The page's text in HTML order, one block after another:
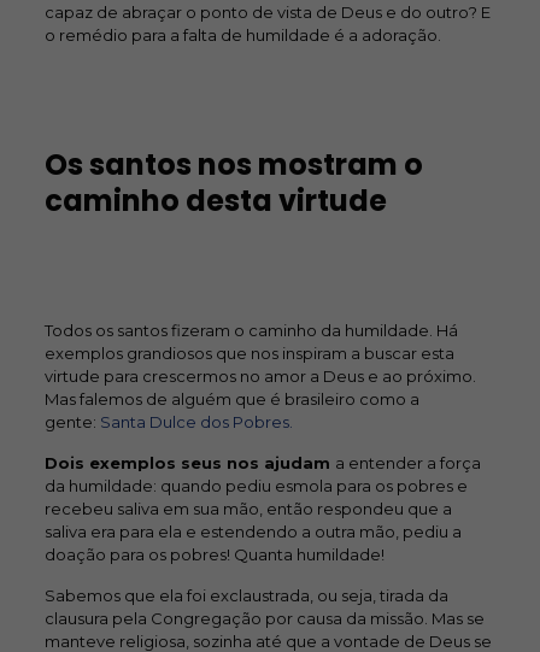
capaz de abraçar o ponto de vista de Deus e do outro? E
o remédio para a falta de humildade é a adoração.
Os santos nos mostram o
caminho desta virtude
Todos os santos fizeram o caminho da humildade. Há
exemplos grandiosos que nos inspiram a buscar esta
virtude para crescermos no amor a Deus e ao próximo.
Mas falemos de alguém que é brasileiro como a
gente: Santa Dulce dos Pobres.
Dois exemplos seus nos ajudam a entender a força
da humildade: quando pediu esmola para os pobres e
recebeu saliva em sua mão, então respondeu que a
saliva era para ela e estendendo a outra mão, pediu a
doação para os pobres! Quanta humildade!
Sabemos que ela foi exclaustrada, ou seja, tirada da
clausura pela Congregação por causa da missão. Mas se
manteve religiosa, sozinha até que a vontade de Deus se